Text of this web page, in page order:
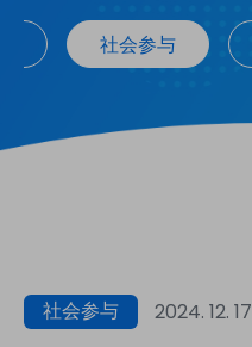
永续蓝图 SDGs
环境永续
社会参与
风险管理
利害关系人
社会参与
社会参与 2024. 12. 17